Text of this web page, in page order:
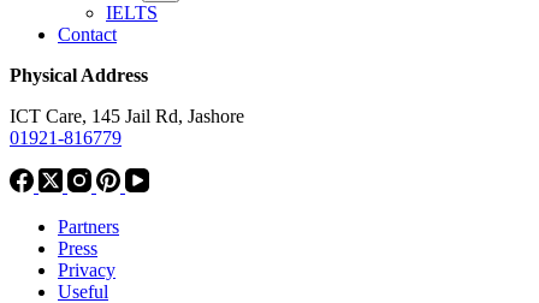
IELTS
Contact
Physical Address
ICT Care, 145 Jail Rd, Jashore
01921-816779
Partners
Press
Privacy
Useful